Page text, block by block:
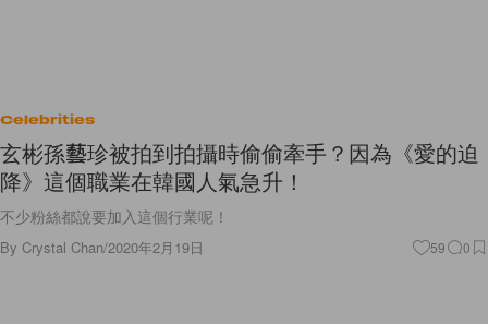
Celebrities
玄彬孫藝珍被拍到拍攝時偷偷牽手？因為《愛的迫
降》這個職業在韓國人氣急升！
不少粉絲都說要加入這個行業呢！
By Crystal Chan/2020年2月19日 59 0